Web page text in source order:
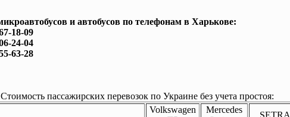
и автобусов по телефонам в Харькове:
18-09
24-04
63-28
Стоимость пассажирских перевозок по Украине без учета простоя:
Volkswagen
Mercedes
SETRA